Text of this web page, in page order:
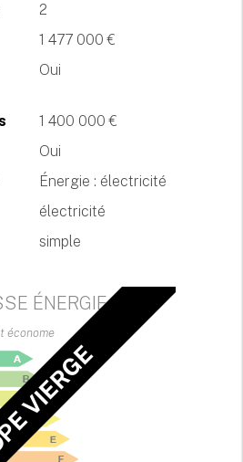
2
1 477 000 €
Oui
1 400 000 €
Oui
Énergie : électricité
électricité
simple
ÉNERGIE
économe
VIERGE